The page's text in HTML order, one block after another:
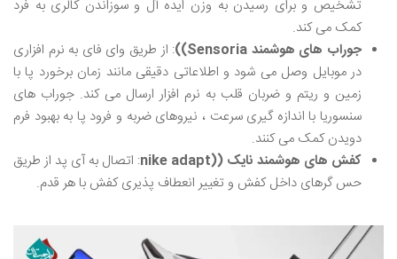
تشخیص و برای رسیدن به وزن ایده آل و سوزاندن کالری به فرد
کمک می کند.
جوراب های هوشمند Sensoria)
): از طریق وای فای به نرم افزاری
در موبایل وصل می شود و اطلاعاتی دقیقی مانند زمان برخورد پا با
زمین و ریتم و ضربان قلب به نرم افزار ارسال می کند. جوراب های
سنسوریا با اندازه گیری سرعت ، نیروهای ضربه و فرود پا به بهبود فرم
دویدن کمک می کنند.
کفش های هوشمند نایک ((nike adapt
: اتصال به آی پد از طریق
حس گرهای داخل کفش و تغییر انعطاف پذیری کفش با هر قدم.